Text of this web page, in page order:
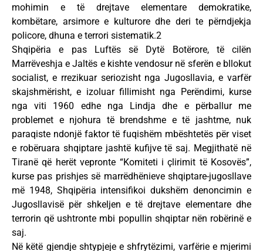
mohimin e të drejtave elementare demokratike,
kombëtare, arsimore e kulturore dhe deri te përndjekja
policore, dhuna e terrori sistematik.2
Shqipëria e pas Luftës së Dytë Botërore, të cilën
Marrëveshja e Jaltës e kishte vendosur në sferën e bllokut
socialist, e rrezikuar seriozisht nga Jugosllavia, e varfër
skajshmërisht, e izoluar fillimisht nga Perëndimi, kurse
nga viti 1960 edhe nga Lindja dhe e përballur me
problemet e njohura të brendshme e të jashtme, nuk
paraqiste ndonjë faktor të fuqishëm mbështetës për viset
e robëruara shqiptare jashtë kufijve të saj. Megjithatë në
Tiranë që herët vepronte “Komiteti i çlirimit të Kosovës”,
kurse pas prishjes së marrëdhënieve shqiptare-jugosllave
më 1948, Shqipëria intensifikoi dukshëm denoncimin e
Jugosllavisë për shkeljen e të drejtave elementare dhe
terrorin që ushtronte mbi popullin shqiptar nën robërinë e
saj.
Në këtë gjendje shtypjeje e shfrytëzimi, varfërie e mjerimi